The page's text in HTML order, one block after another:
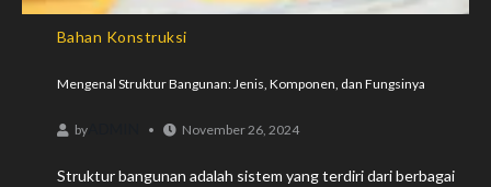
Bahan Konstruksi
Mengenal Struktur Bangunan: Jenis, Komponen, dan Fungsinya
by November 26, 2024
Struktur bangunan adalah sistem yang terdiri dari berbagai